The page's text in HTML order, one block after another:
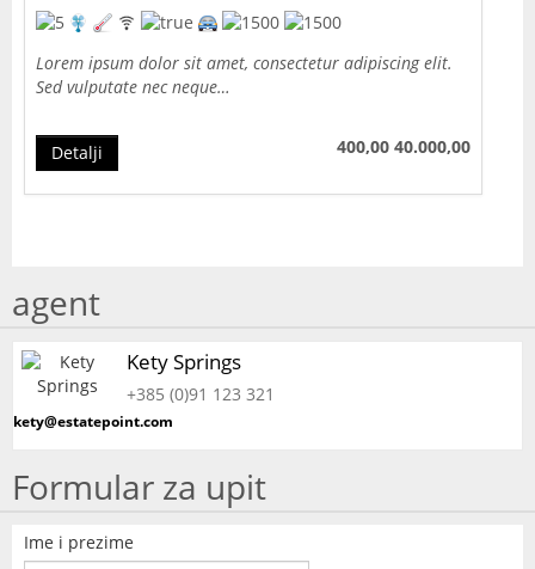
Lorem ipsum dolor sit amet, consectetur adipiscing elit.
Sed vulputate nec neque…
40.000,00
400,00
Detalji
agent
Kety Springs
+385 (0)91 123 321
kety@estatepoint.com
Formular za upit
Ime i prezime